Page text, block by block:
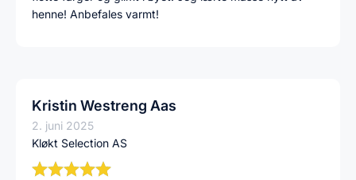
henne! Anbefales varmt!
Kristin Westreng Aas
2. juni 2025
Kløkt Selection AS